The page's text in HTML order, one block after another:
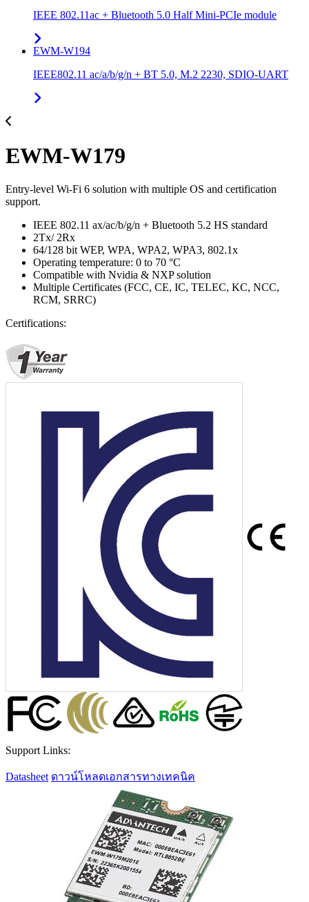
IEEE 802.11ac + Bluetooth 5.0 Half Mini-PCIe module
EWM-W194
IEEE802.11 ac/a/b/g/n + BT 5.0, M.2 2230, SDIO-UART
EWM-W179
Entry-level Wi-Fi 6 solution with multiple OS and certification
support.
IEEE 802.11 ax/ac/b/g/n + Bluetooth 5.2 HS standard
2Tx/ 2Rx
64/128 bit WEP, WPA, WPA2, WPA3, 802.1x
Operating temperature: 0 to 70 °C
Compatible with Nvidia & NXP solution
Multiple Certificates (FCC, CE, IC, TELEC, KC, NCC,
RCM, SRRC)
Certifications:
Support Links:
Datasheet ดาวน์โหลดเอกสารทางเทคนิค